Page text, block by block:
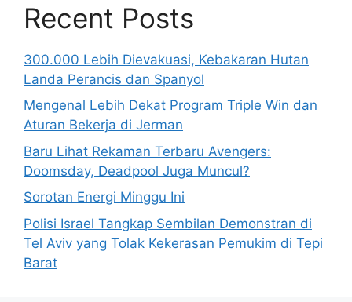
Recent Posts
300.000 Lebih Dievakuasi, Kebakaran Hutan
Landa Perancis dan Spanyol
Mengenal Lebih Dekat Program Triple Win dan
Aturan Bekerja di Jerman
Baru Lihat Rekaman Terbaru Avengers:
Doomsday, Deadpool Juga Muncul?
Sorotan Energi Minggu Ini
Polisi Israel Tangkap Sembilan Demonstran di
Tel Aviv yang Tolak Kekerasan Pemukim di Tepi
Barat